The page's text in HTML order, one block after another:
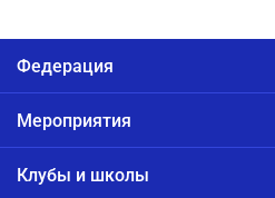
Федерация
Мероприятия
Клубы и школы